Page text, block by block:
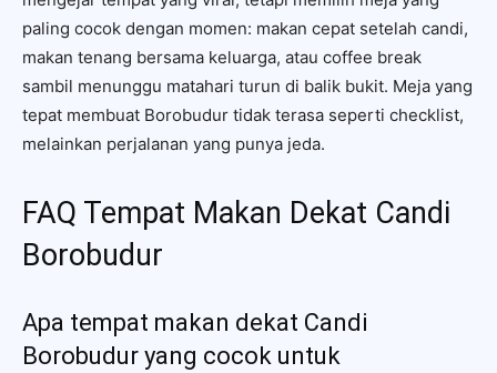
paling cocok dengan momen: makan cepat setelah candi,
makan tenang bersama keluarga, atau coffee break
sambil menunggu matahari turun di balik bukit. Meja yang
tepat membuat Borobudur tidak terasa seperti checklist,
melainkan perjalanan yang punya jeda.
FAQ Tempat Makan Dekat Candi
Borobudur
Apa tempat makan dekat Candi
Borobudur yang cocok untuk